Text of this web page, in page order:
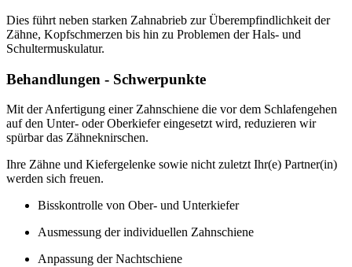
Dies führt neben starken Zahnabrieb zur Überempfindlichkeit der
Zähne, Kopfschmerzen bis hin zu Problemen der Hals- und
Schultermuskulatur.
Behandlungen - Schwerpunkte
Mit der Anfertigung einer Zahnschiene die vor dem Schlafengehen
auf den Unter- oder Oberkiefer eingesetzt wird, reduzieren wir
spürbar das Zähneknirschen.
Ihre Zähne und Kiefergelenke sowie nicht zuletzt Ihr(e) Partner(in)
werden sich freuen.
Bisskontrolle von Ober- und Unterkiefer
Ausmessung der individuellen Zahnschiene
Anpassung der Nachtschiene